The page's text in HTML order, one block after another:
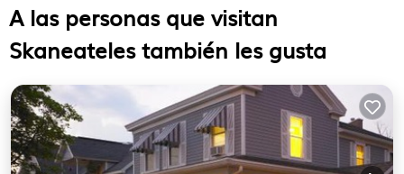
A las personas que visitan
Skaneateles también les gusta